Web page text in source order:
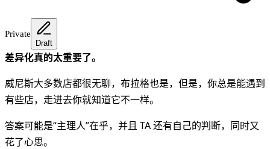
Private
Draft
差异化真的太重要了。
威尼斯大多数店都很无聊，布拉格也是，但是，你总是能遇到
有些店，走进去你就知道它不一样。
答案可能是“主理人”在乎，并且 TA 还有自己的判断，同时又
花了心思。